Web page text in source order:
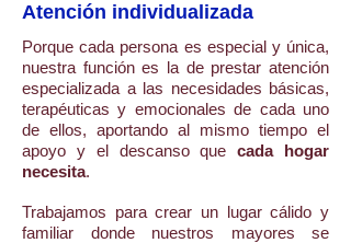
Atención individualizada
Porque cada persona es especial y única,
nuestra función es la de prestar atención
especializada a las necesidades básicas,
terapéuticas y emocionales de cada uno
de ellos, aportando al mismo tiempo el
apoyo y el descanso quecada hogar
necesita.
Trabajamos para crear un lugar cálido y
familiar donde nuestros mayores se